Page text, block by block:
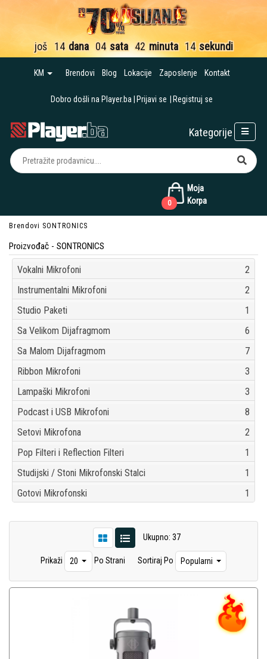
još 14 dana 04 sata 42 minuta 12 sekundi
KM Brendovi Blog Lokacije Zaposlenje Kontakt
Dobro došli na Player.ba Prijavi se Registruj se
Moja
Korpa
0
Kategorije
Brendovi SONTRONICS
Proizvođač - SONTRONICS
Vokalni Mikrofoni
2
Instrumentalni Mikrofoni
2
Studio Paketi
1
Sa Velikom Dijafragmom
6
Sa Malom Dijafragmom
7
Ribbon Mikrofoni
3
Lampaški Mikrofoni
3
Podcast i USB Mikrofoni
8
Setovi Mikrofona
2
Pop Filteri i Reflection Filteri
1
Studijski / Stoni Mikrofonski Stalci
1
Gotovi Mikrofonski
1
Ukupno: 37
Prikaži 20 Po Strani Sortiraj Po Popularni